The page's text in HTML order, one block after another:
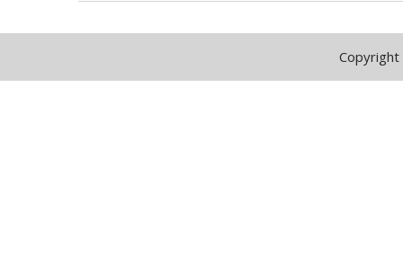
Copyright